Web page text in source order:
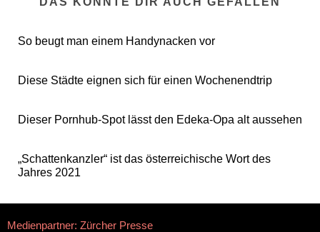
So beugt man einem Handynacken vor
Diese Städte eignen sich für einen Wochenendtrip
Dieser Pornhub-Spot lässt den Edeka-Opa alt aussehen
„Schattenkanzler“ ist das österreichische Wort des
Jahres 2021
Medienpartner: Zürcher Presse